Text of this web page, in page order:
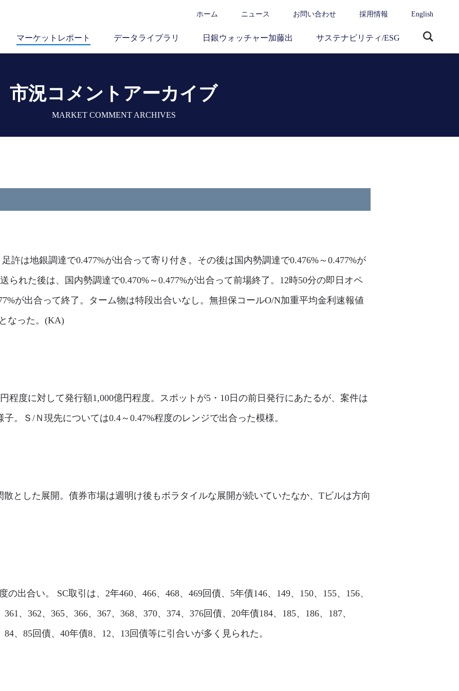
ホーム ニュース お問い合わせ 採用情報 English
マーケットレポート データライブラリ 日銀ウォッチャー加藤出 サステナビリティ/ESG
市況コメントアーカイブ
MARKET COMMENT ARCHIVES
許は地銀調達で0.477%が出合って寄り付き。その後は国内勢調達で0.476%～0.477%が
られた後は、国内勢調達で0.470%～0.477%が出合って前場終了。12時50分の即日オペ
が出合って終了。ターム物は特段出合いなし。無担保コールO/N加重平均金利速報値
なった。(KA)
程度に対して発行額1,000億円程度。スポットが5・10日の前日発行にあたるが、案件は
。Ｓ/Ｎ現先については0.4～0.47%程度のレンジで出合った模様。
とした展開。債券市場は週明け後もボラタイルな展開が続いていたなか、Tビルは方向
の出合い。 SC取引は、2年460、466、468、469回債、5年債146、149、150、155、156、
、362、365、366、367、368、370、374、376回債、20年債184、185、186、187、
84、85回債、40年債8、12、13回債等に引合いが多く見られた。